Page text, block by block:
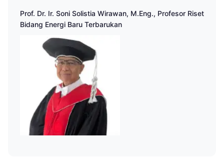
Prof. Dr. Ir. Soni Solistia Wirawan, M.Eng., Profesor Riset
Bidang Energi Baru Terbarukan